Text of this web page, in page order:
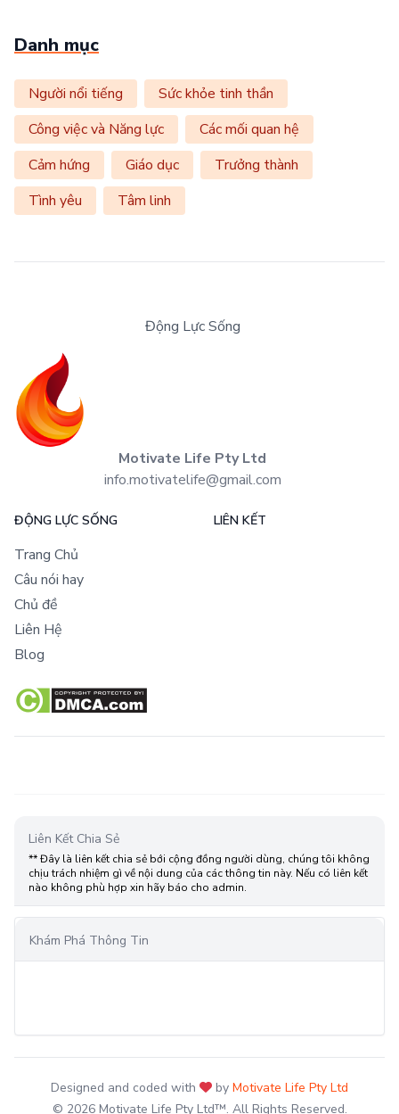
Danh mục
Người nổi tiếng
Sức khỏe tinh thần
Công việc và Năng lực
Các mối quan hệ
Cảm hứng
Giáo dục
Trưởng thành
Tình yêu
Tâm linh
Động Lực Sống
Motivate Life Pty Ltd
info.motivatelife@gmail.com
ĐỘNG LỰC SỐNG
Trang Chủ
Câu nói hay
Chủ đề
Liên Hệ
Blog
LIÊN KẾT
Liên Kết Chia Sẻ
** Đây là liên kết chia sẻ bới cộng đồng người dùng, chúng tôi không
chịu trách nhiệm gì về nội dung của các thông tin này. Nếu có liên kết
nào không phù hợp xin hãy báo cho admin.
Khám Phá Thông Tin
Designed and coded with by Motivate Life Pty Ltd
© 2026 Motivate Life Pty Ltd™. All Rights Reserved.